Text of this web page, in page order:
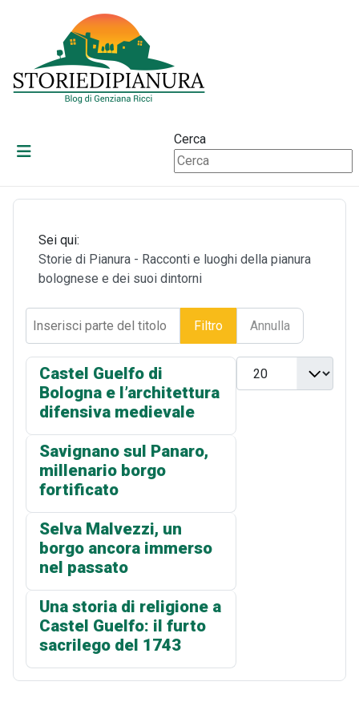
Cerca
Sei qui:
Storie di Pianura - Racconti e luoghi della pianura
bolognese e dei suoi dintorni
Filtro Annulla
Visualizza n.
Castel Guelfo di
Bologna e l’architettura
difensiva medievale
Savignano sul Panaro,
millenario borgo
fortificato
Selva Malvezzi, un
borgo ancora immerso
nel passato
Una storia di religione a
Castel Guelfo: il furto
sacrilego del 1743